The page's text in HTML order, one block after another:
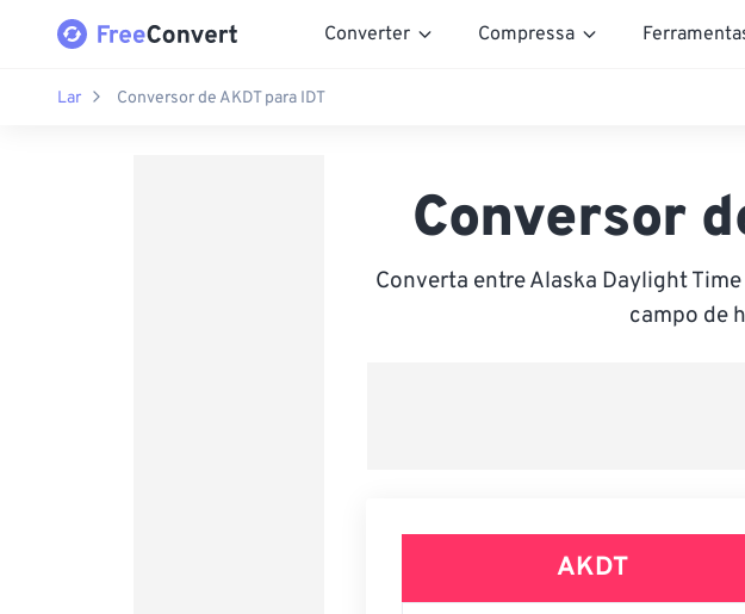
Converter Compressa
Lar Conversor de AKDT para IDT
Conversor
Converta entre Alaska Daylight
campo de
AKDT